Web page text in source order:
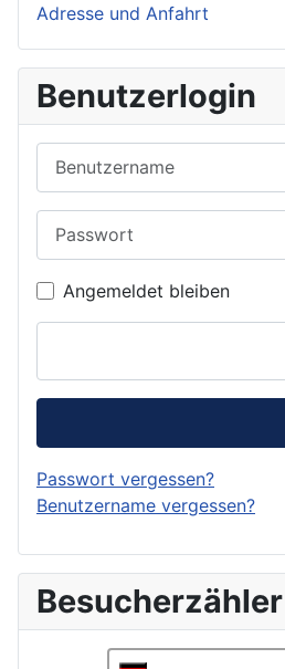
Adresse und Anfahrt
Benutzerlogin
Angemeldet bleiben
Passwort vergessen?
Benutzername vergessen?
Besucherzähler